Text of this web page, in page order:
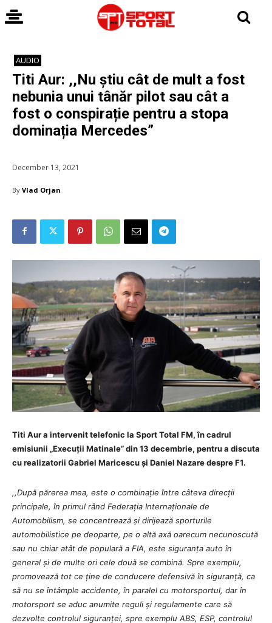
AUDIO
Titi Aur: ,,Nu știu cât de mult a fost
nebunia unui tânăr pilot sau cât a
fost o conspirație pentru a stopa
dominația Mercedes”
December 13, 2021
By Vlad Orjan
Titi Aur a intervenit telefonic la Sport Total FM, în cadrul
emisiunii „Execuții Matinale” din 13 decembrie, pentru a discuta
cu realizatorii Gabriel Maricescu și Daniel Nazare despre F1.
,,După părerea mea, este o combinație între câteva direcții
principale, în primul rând Federația Internaționale de
Automobilism, se concentrează și dirijează sporturile
automobilistice pe deoparte, pe o altă axă oarecum necunoscută
sau nu chiar atât de populară a FIA, este siguranța auto în
general și de multe ori cele două se combină. Spre exemplu,
promovează tot ce ține de conducere defensivă în siguranță, ca
să nu se întâmple accidente, în paralel cu motorsportul, dar în
motorsport se aduc anumite reguli și regulamente care să
dezvolte controlul siguranței, spre exemplu ABS, ESP, controlul